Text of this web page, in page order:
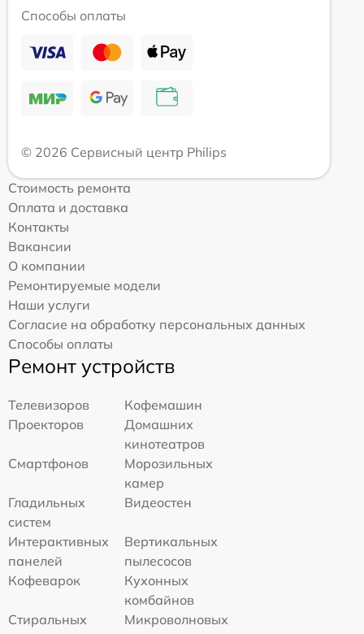
Способы оплаты
© 2026 Сервисный центр Philips
Стоимость ремонта
Оплата и доставка
Контакты
Вакансии
О компании
Ремонтируемые модели
Наши услуги
Согласие на обработку персональных данных
Способы оплаты
Ремонт устройств
Телевизоров
Кофемашин
Проекторов
Домашних
кинотеатров
Смартфонов
Морозильных
камер
Гладильных
систем
Видеостен
Интерактивных
панелей
Вертикальных
пылесосов
Кофеварок
Кухонных
комбайнов
Стиральных
Микроволновых